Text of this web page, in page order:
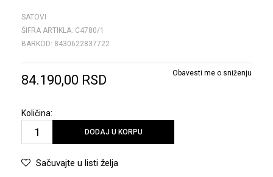
SATOVI
ŠIFRA ARTIKLA: C4780/1
BARKOD: 8430622837722
84.190,00 RSD Obavesti me o sniženju
Količina:
DODAJ U KORPU
Sačuvajte u listi želja